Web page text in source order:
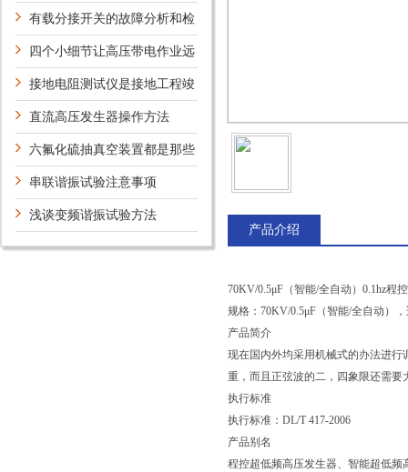
施 有载分接开关的故障分析和检
修 四个小细节让高压带电作业远
离危险
接地电阻测试仪是接地工程竣
工验收*的工具
直流高压发生器操作方法
六氟化硫抽真空装置都是那些
组成的，有哪些特点
串联谐振试验注意事项
浅谈变频谐振试验方法
产品介绍
70KV/0.5μF（智能/全自动）0.1hz程
规格：70KV/0.5μF（智能/全自动）
产品简介
现在国内外均采用机械式的办法进
重，而且正弦波的二，四象限还需
执行标准
执行标准：DL/T 417-2006
产品别名
程控超低频高压发生器、智能超低频